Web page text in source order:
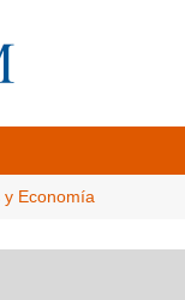
Economía